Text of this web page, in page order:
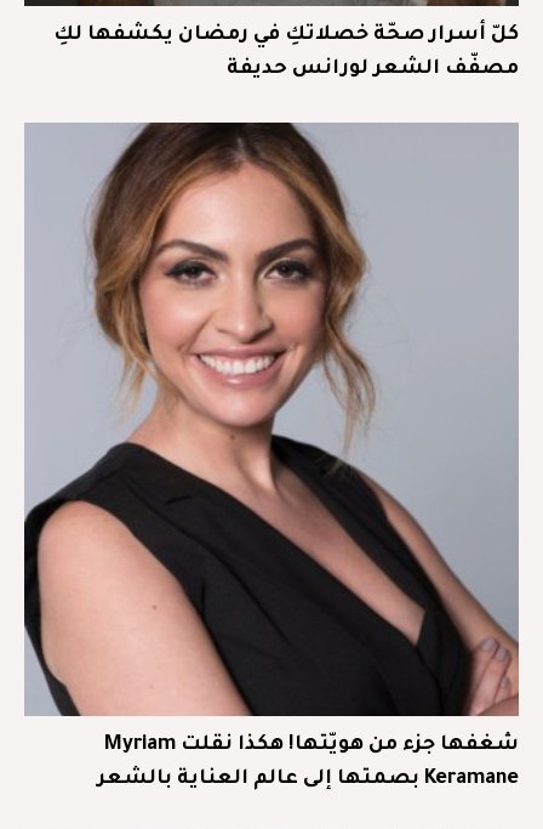
كلّ أسرار صحّة خصلاتكِ في رمضان يكشفها لكِ
مصفّف الشعر لورانس حديفة
شغفها جزء من هويّتها! هكذا نقلت Myriam
Keramane بصمتها إلى عالم العناية بالشعر